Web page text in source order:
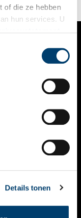
of die ze hebben
hun services. U
Details tonen